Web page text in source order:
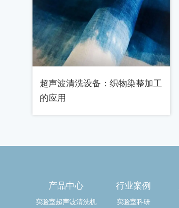
超声波清洗设备：织物染整加工
的应用
产品中心
实验室超声波清洗机
行业案例
实验室科研